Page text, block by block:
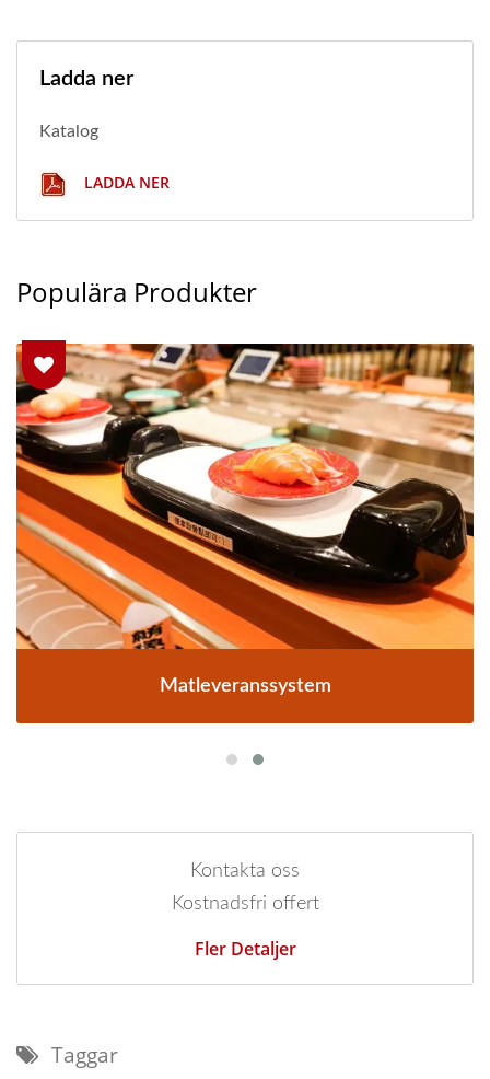
Ladda ner
Katalog
LADDA NER
Populära Produkter
Matleveranssystem
Kontakta oss
Kostnadsfri offert
Fler Detaljer
Taggar